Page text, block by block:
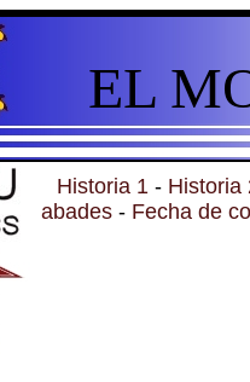
EL
Historia 1 - Historia
abades- Fecha de